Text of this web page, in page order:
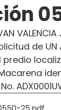
de UN
predio